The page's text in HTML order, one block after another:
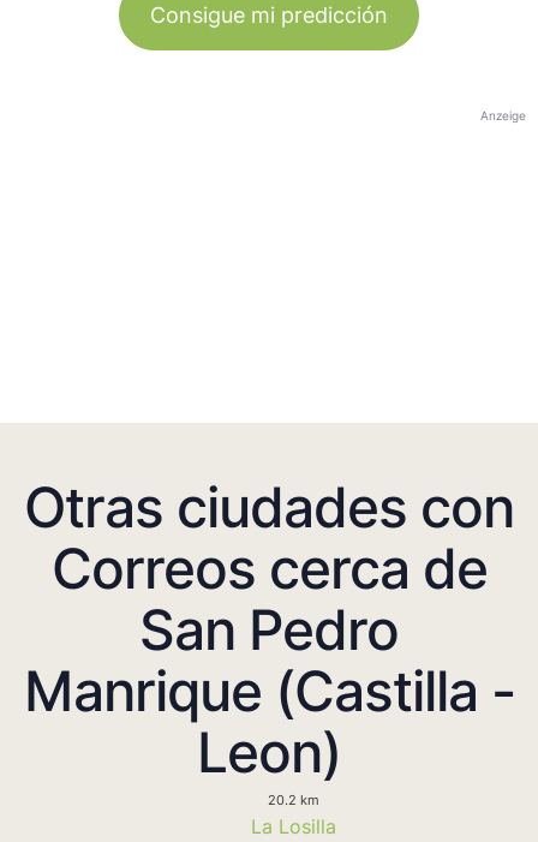
Consigue mi predicción
Anzeige
Otras ciudades con
Correos cerca de
San Pedro
Manrique (Castilla -
Leon)
20.2 km
La Losilla